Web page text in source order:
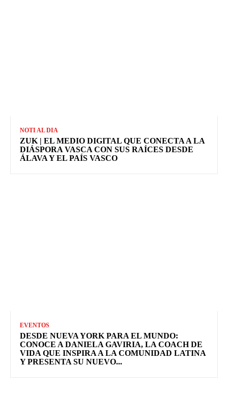
NOTI AL DIA
ZUK | EL MEDIO DIGITAL QUE CONECTA A LA
DIÁSPORA VASCA CON SUS RAÍCES DESDE
ÁLAVA Y EL PAÍS VASCO
EVENTOS
DESDE NUEVA YORK PARA EL MUNDO:
CONOCE A DANIELA GAVIRIA, LA COACH DE
VIDA QUE INSPIRA A LA COMUNIDAD LATINA
Y PRESENTA SU NUEVO...